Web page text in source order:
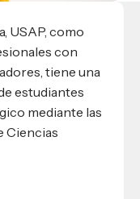
USAP, como
con
tiene una
estudiantes
mediante las
Ciencias